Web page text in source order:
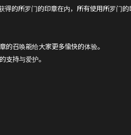
得的所罗门的印章在内，所有使用所罗门
的召唤能给大家更多愉快的体验。
支持与爱护。